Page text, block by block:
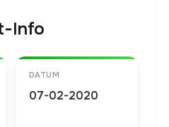
Info
DATUM
07-02-2020